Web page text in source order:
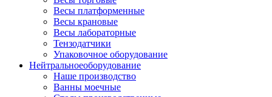
Весы платформенные
Весы крановые
Весы лабораторные
Тензодатчики
Упаковочное оборудование
Нейтральноеоборудование
Наше производство
Ванны моечные